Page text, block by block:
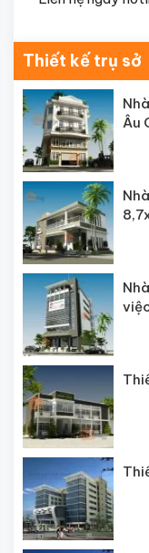
Thiết kế trụ sở
Âu